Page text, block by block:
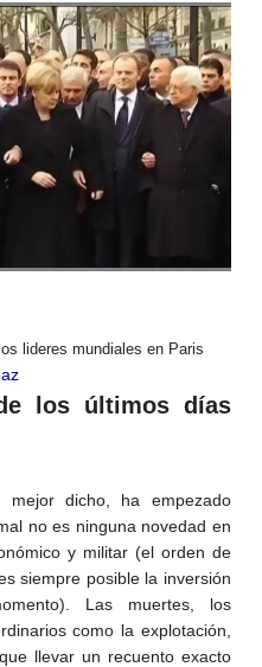
lideres mundiales en Paris
los últimos días
dicho, ha empezado
no es ninguna novedad en
y militar (el orden de
siempre posible la inversión
Las muertes, los
como la explotación,
llevar un recuento exacto